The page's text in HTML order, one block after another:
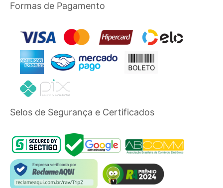
Formas de Pagamento
Selos de Segurança e Certificados